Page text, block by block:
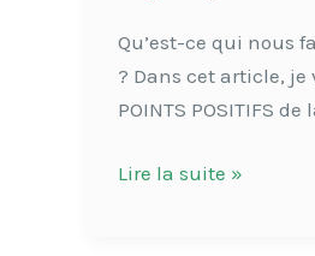
Qu’est-ce qui nous
? Dans cet article, je
POINTS POSITIFS de
Lire la suite »